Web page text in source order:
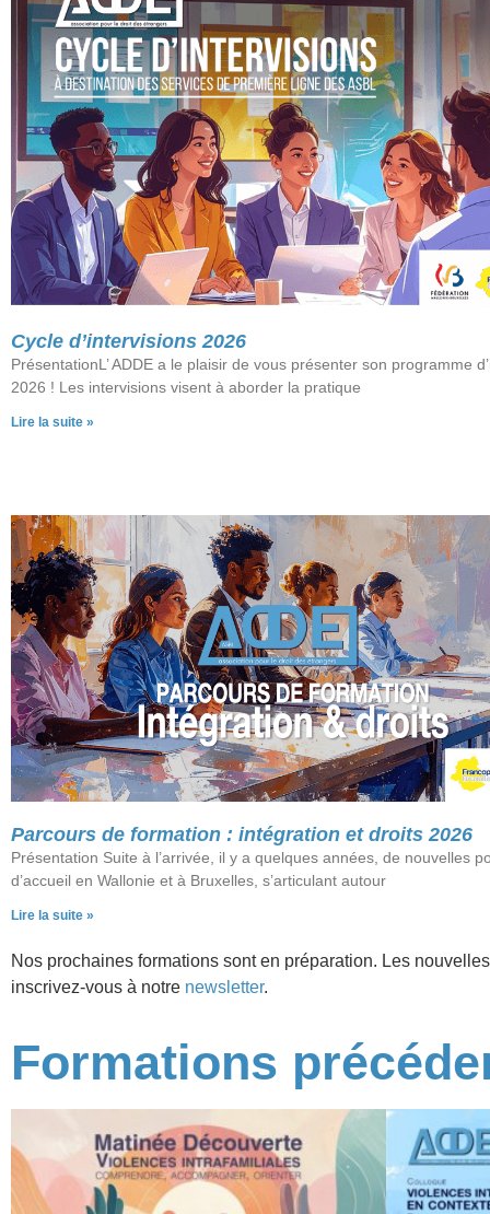
Cycle d’intervisions 2026
PrésentationL’ ADDE a le plaisir de vous présenter son programme
2026 ! Les intervisions visent à aborder la pratique
Lire la suite »
Parcours de formation : intégration et droits 2026
Présentation Suite à l’arrivée, il y a quelques années, de nouvelles
d’accueil en Wallonie et à Bruxelles, s’articulant autour
Lire la suite »
Nos prochaines formations sont en préparation. Les
inscrivez-vous à notre newsletter.
Formations